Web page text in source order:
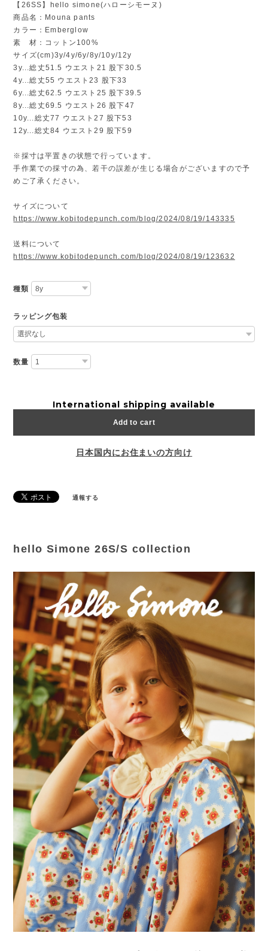
【26SS】hello simone(ハローシモーヌ)
商品名：Mouna pants
カラー：Emberglow
素 材：コットン100%
サイズ(cm)3y/4y/6y/8y/10y/12y
3y...総丈51.5 ウエスト21 股下30.5
4y...総丈55 ウエスト23 股下33
6y...総丈62.5 ウエスト25 股下39.5
8y...総丈69.5 ウエスト26 股下47
10y...総丈77 ウエスト27 股下53
12y...総丈84 ウエスト29 股下59
※採寸は平置きの状態で行っています。
手作業での採寸の為、若干の誤差が生じる場合がございますので予
めご了承ください。
サイズについて
https://www.kobitodepunch.com/blog/2024/08/19/143335
送料について
https://www.kobitodepunch.com/blog/2024/08/19/123632
種類
ラッピング包装
数量
International shipping available
Add to cart
日本国内にお住まいの方向け
通報する
hello Simone 26S/S collection